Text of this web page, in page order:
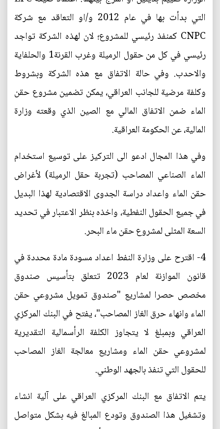
التي بدأت بها في عام 2012 و/او التعاقد مع شركة
CNPC كمنفذ رئيسي للمشروع؛ لان لهذه الشركة تواجد
رئيسي في كل من حقول الرميلة وغرب القرنة1 والحلفاية
والاحدب. وفي حالة الاتفاق مع هذه الشركة وبشروط
وكلفة مرضية للجانب العراقي، يمكن تضمين مشروع حقن
الماء ضمن الاتفاق المالي مع الصين الذي وقعته وزارة
المالية، عن الحكومة العراقية.
وفي هذا المجال ادعو الى التركيز على توسيع استخدام
الماء الصناعي المصاحب (تجربة حقل الرميلة) لأغراض
حقن الماء واعداد دراسة الجدوى الاقتصادية لهذا البديل
في جميع الحقول النفطية، واخذه بنظر الاعتبار في تحديد
السعة المثلى لمشروع حقن ماء البحر.
4- اقترح على وزارة النفط اعداد مسودة مادة محددة في
قانون الموازنة لعام 2023 تتعلق بتأسيس صندوق
مخصص حصرا لمشاريع "صندوق تمويل مشروعي حقن
الماء وانهاء حرق الغاز المصاحب"، يفتح في البنك المركزي
العراقي وبمبلغ لا يتجاوز الكلفة الرأسمالية التقديرية
لمشروعي حقن الماء ومشاريع معالجة الغاز المصاحب
للحقول التي تنفذ بالجهد الوطني.
يتم الاتفاق مع البنك المركزي العراقي على آلية انشاء
وتشغيل هذا الصندوق وتودع المبالغ فيه بشكل متواصل